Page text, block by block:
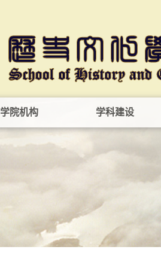
学院机构 学科建设